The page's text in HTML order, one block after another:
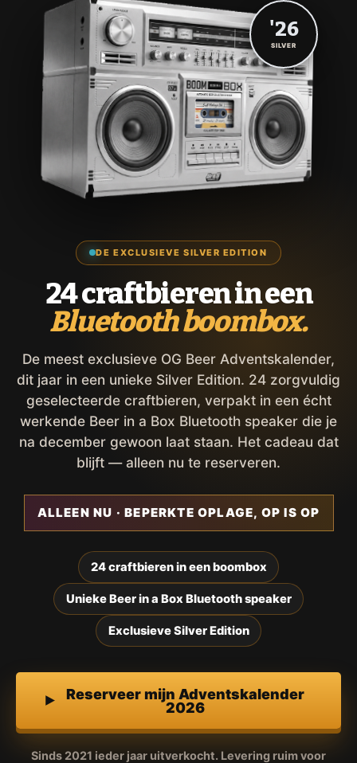
DE EXCLUSIEVE SILVER EDITION
24 craftbieren in een
Bluetooth boombox.
De meest exclusieve OG Beer Adventskalender,
dit jaar in een unieke Silver Edition. 24 zorgvuldig
geselecteerde craftbieren, verpakt in een écht
werkende Beer in a Box Bluetooth speaker die je
na december gewoon laat staan. Het cadeau dat
blijft — alleen nu te reserveren.
ALLEEN NU · BEPERKTE OPLAGE, OP IS OP
24 craftbieren in een boombox
Unieke Beer in a Box Bluetooth speaker
Exclusieve Silver Edition
Reserveer mijn Adventskalender
2026
Sinds 2021 ieder jaar uitverkocht. Levering ruim voor
'26
SILVER